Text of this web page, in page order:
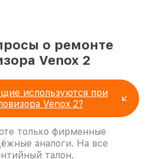
о ремонте
Venox 2
используются при
Venox 2?
только фирменные
аналоги. На все
талон.